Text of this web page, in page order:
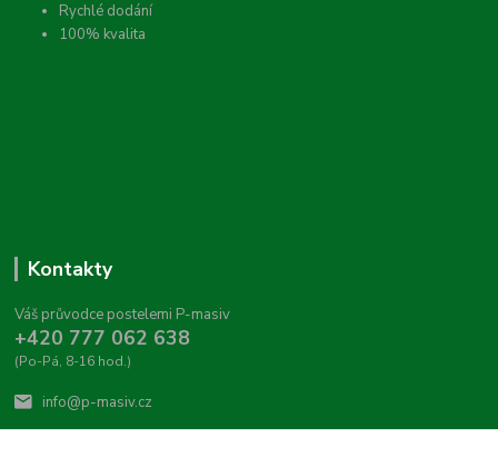
Rychlé dodání
100% kvalita
Kontakty
Váš průvodce postelemi P-masiv
+420 777 062 638
(Po-Pá, 8-16 hod.)
info@p-masiv.cz